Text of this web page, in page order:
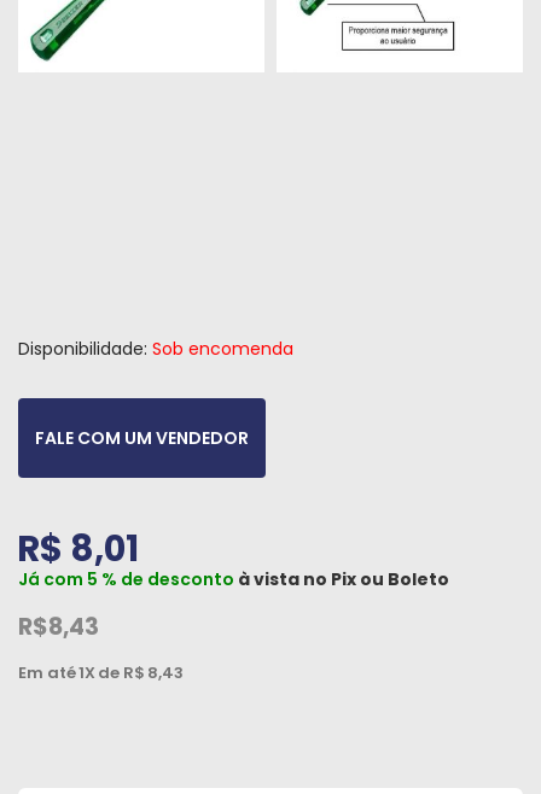
e
Químicos
Disponibilidade: Sob encomenda
FALE COM UM VENDEDOR
R$ 8,01
Já com 5 % de desconto à vista no Pix ou Boleto
R$8,43
Em até1X de R$ 8,43